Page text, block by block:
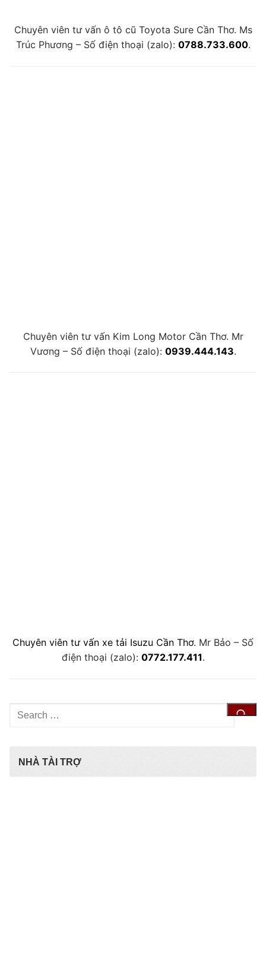
Chuyên viên tư vấn ô tô cũ Toyota Sure Cần Thơ. Ms
Trúc Phương – Số điện thoại (zalo): 0788.733.600.
Chuyên viên tư vấn Kim Long Motor Cần Thơ. Mr
Vương – Số điện thoại (zalo): 0939.444.143.
Chuyên viên tư vấn xe tải Isuzu Cần Thơ. Mr Bảo – Số
điện thoại (zalo): 0772.177.411.
Tìm
kiếm
NHÀ TÀI TRỢ